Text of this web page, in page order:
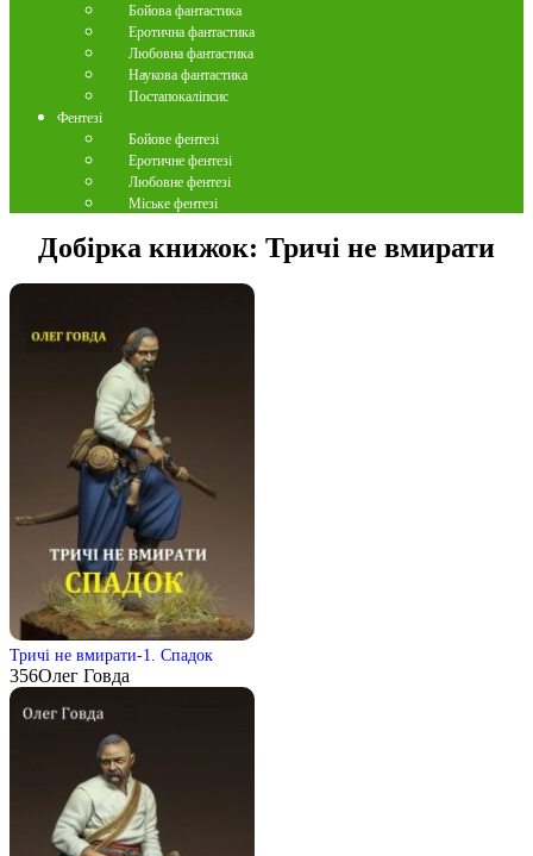
Бойова фантастика
Еротична фантастика
Любовна фантастика
Наукова фантастика
Постапокаліпсис
Фентезі
Бойове фентезі
Еротичне фентезі
Любовне фентезі
Міське фентезі
Добірка книжок: Тричі не вмирати
Тричі не вмирати-1. Спадок
356Олег Говда